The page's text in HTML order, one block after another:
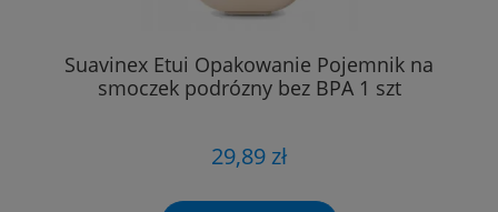
Suavinex Etui Opakowanie Pojemnik na
smoczek podrózny bez BPA 1 szt
29,89 zł